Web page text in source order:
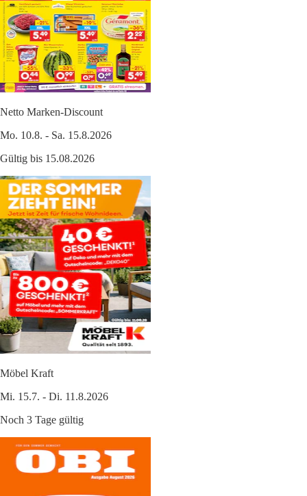
Netto Marken-Discount
Mo. 10.8. - Sa. 15.8.2026
Gültig bis 15.08.2026
Möbel Kraft
Mi. 15.7. - Di. 11.8.2026
Noch 3 Tage gültig